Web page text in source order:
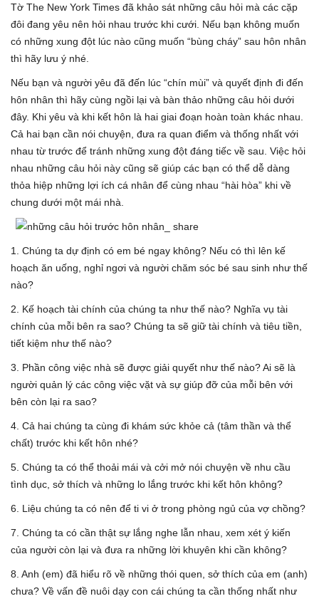
Tờ The New York Times đã khảo sát những câu hỏi mà các cặp
đôi đang yêu nên hỏi nhau trước khi cưới. Nếu bạn không muốn
có những xung đột lúc nào cũng muốn “bùng cháy” sau hôn nhân
thì hãy lưu ý nhé.
Nếu bạn và người yêu đã đến lúc “chín mùi” và quyết định đi đến
hôn nhân thì hãy cùng ngồi lại và bàn thảo những câu hỏi dưới
đây. Khi yêu và khi kết hôn là hai giai đoạn hoàn toàn khác nhau.
Cả hai bạn cần nói chuyện, đưa ra quan điểm và thống nhất với
nhau từ trước để tránh những xung đột đáng tiếc về sau. Việc hỏi
nhau những câu hỏi này cũng sẽ giúp các bạn có thể dễ dàng
thỏa hiệp những lợi ích cá nhân để cùng nhau “hài hòa” khi về
chung dưới một mái nhà.
1. Chúng ta dự định có em bé ngay không? Nếu có thì lên kế
hoạch ăn uống, nghỉ ngơi và người chăm sóc bé sau sinh như thế
nào?
2. Kế hoạch tài chính của chúng ta như thế nào? Nghĩa vụ tài
chính của mỗi bên ra sao? Chúng ta sẽ giữ tài chính và tiêu tiền,
tiết kiệm như thế nào?
3. Phần công việc nhà sẽ được giải quyết như thế nào? Ai sẽ là
người quản lý các công việc vặt và sự giúp đỡ của mỗi bên với
bên còn lại ra sao?
4. Cả hai chúng ta cùng đi khám sức khỏe cả (tâm thần và thể
chất) trước khi kết hôn nhé?
5. Chúng ta có thể thoải mái và cởi mở nói chuyện về nhu cầu
tình dục, sở thích và những lo lắng trước khi kết hôn không?
6. Liệu chúng ta có nên để ti vi ở trong phòng ngủ của vợ chồng?
7. Chúng ta có cần thật sự lắng nghe lẫn nhau, xem xét ý kiến
của người còn lại và đưa ra những lời khuyên khi cần không?
8. Anh (em) đã hiểu rõ về những thói quen, sở thích của em (anh)
chưa? Về vấn đề nuôi dạy con cái chúng ta cần thống nhất như